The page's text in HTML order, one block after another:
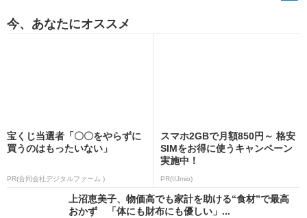
今、あなたにオススメ
宝くじ当選者「〇〇をやらずに
買うのはもったいない」
PR(合同会社デジタルファーム )
スマホ2GBで月額850円～ 格安
SIMをお得に使うキャンペーン
実施中！
PR(IIJmio)
上沼恵美子、物価高でも家計を助ける“食材”で最高
おかず 「体にも財布にも優しい」...